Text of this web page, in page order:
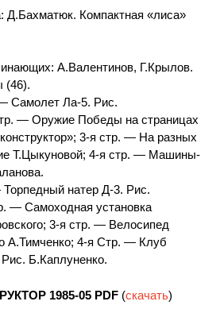
Д.Бахматюк. Компактная «лиса»
А.Валентинов, Г.Крылов.
(46).
Ла-5. Рис.
— Оружие Победы на страницах
3-я стр. — На разных
Т.Цыкуновой; 4-я стр. — Машины-
натер Д-3. Рис.
— Самоходная установка
3-я стр. — Велосипед
А.Тимченко; 4-я Стр. — Клуб
Б.Каплуненко.
1985-05 PDF (скачать)